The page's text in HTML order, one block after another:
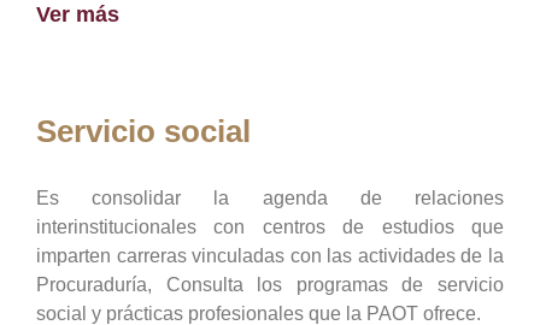
Ver más
Servicio social
Es consolidar la agenda de relaciones
interinstitucionales con centros de estudios que
imparten carreras vinculadas con las actividades de la
Procuraduría, Consulta los programas de servicio
social y prácticas profesionales que la PAOT ofrece.